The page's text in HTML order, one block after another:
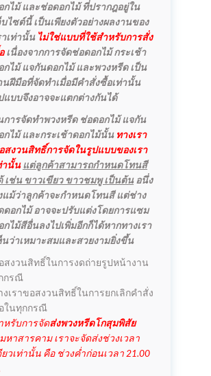
กไม้ และช่อดอกไม้ ที่ปรากฎอยู่ใน
บไซต์นี้ เป็นเพียงตัวอย่างผลงานของ
าเท่านั้น ไม่ใช่แบบที่ใช้สำหรับการสั่ง
เนื่องจากการจัดช่อดอกไม้ กระเช้า
กไม้ แจกันดอกไม้ และพวงหรีด เป็น
นฝีมือที่จัดทำเมื่อมีคำสั่งซื้อเท่านั้น
แบบจึงอาจจะแตกต่างกันได้
การจัดทำพวงหรีด ช่อดอกไม้ แจกัน
กไม้ และกระเช้าดอกไม้นั้น ทางเรา
สงวนสิทธิ์การจัดในรูปแบบของเรา
านั้น แต่ลูกค้าสามารถกำหนดโทนสี
เช่น ขาวเขียว ขาวชมพู เป็นต้นอนึ่ง
แม้ว่าลูกค้าจะกำหนดโทนสี แต่ช่าง
ดอกไม้ อาจจะปรับแต่งโดยการแซม
กไม้สีอื่นลงไปเพิ่มอีกก็ได้หากทางเรา
นว่าเหมาะสมและสวยงามยิ่งขึ้น
สงวนสิทธิ์ในการงดถ่ายรูปหน้างาน
กรณี
งเราขอสงวนสิทธิ์ในการยกเลิกคำสั่ง
ในทุกกรณี
หรับการจัดส่งพวงหรีดโกสุมพิสัย
หาสารคาม เราจะจัดส่งช่วงเวลา
ยวเท่านั้น คือ ช่วงค่ำก่อนเวลา 21.00